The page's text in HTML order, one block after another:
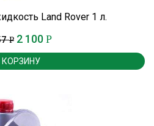
Land Rover 1 л.
Р 2 100 Р
КОРЗИНУ